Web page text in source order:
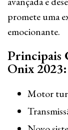
promete uma
emocionante.
Principais
Onix 2023:
Motor